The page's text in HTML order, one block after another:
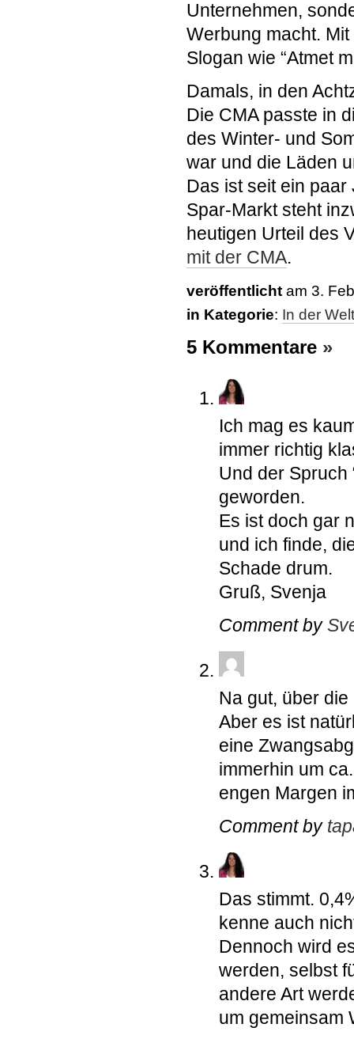
Unternehmen,
Werbung macht.
Slogan wie “Atmet
Damals, in den
Die CMA passte in
des Winter- und
war und die Läden
Das ist seit ein
Spar-Markt steht
heutigen Urteil des
mit der CMA.
veröffentlicht am 3.
in Kategorie: In der Welt
5 Kommentare »
Ich mag es
immer richtig
Und der Spruch
geworden.
Es ist doch gar
und ich finde,
Schade drum.
Gruß, Svenja
Comment by
Na gut, über
Aber es ist
eine
immerhin um
engen Margen
Comment by
Das stimmt.
kenne auch
Dennoch wird
werden, selbst
andere Art
um gemeinsam